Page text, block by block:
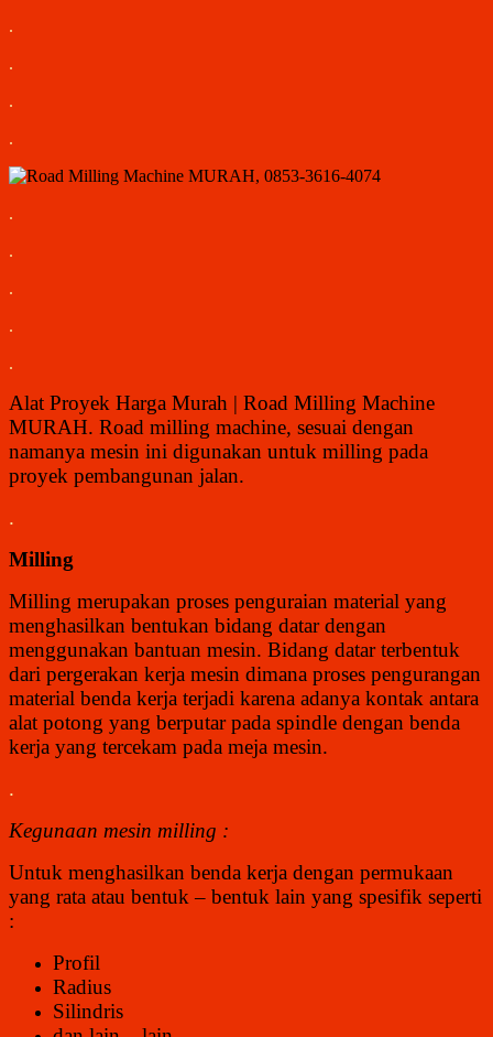
.
.
.
.
.
.
.
.
.
Alat Proyek Harga Murah | Road Milling Machine
MURAH. Road milling machine, sesuai dengan
namanya mesin ini digunakan untuk milling pada
proyek pembangunan jalan.
.
Milling
Milling merupakan proses penguraian material yang
menghasilkan bentukan bidang datar dengan
menggunakan bantuan mesin. Bidang datar terbentuk
dari pergerakan kerja mesin dimana proses pengurangan
material benda kerja terjadi karena adanya kontak antara
alat potong yang berputar pada spindle dengan benda
kerja yang tercekam pada meja mesin.
.
Kegunaan mesin milling :
Untuk menghasilkan benda kerja dengan permukaan
yang rata atau bentuk – bentuk lain yang spesifik seperti
:
Profil
Radius
Silindris